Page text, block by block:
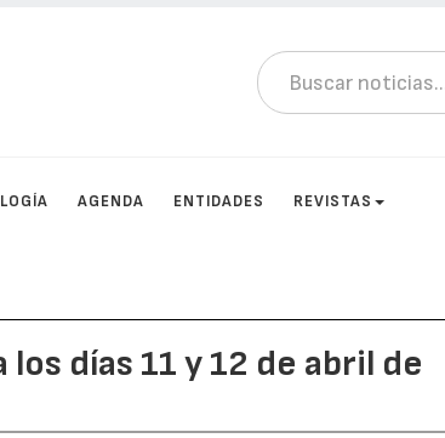
AGENDA ENTIDADES REVISTAS
días 11 y 12 de abril de